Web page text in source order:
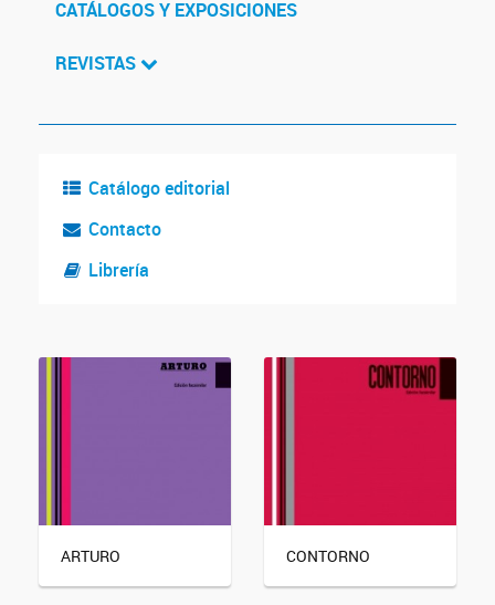
CATÁLOGOS Y EXPOSICIONES
REVISTAS
Catálogo editorial
Contacto
Librería
ARTURO CONTORNO